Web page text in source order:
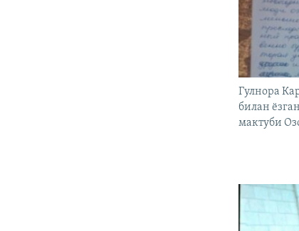
Гулнора
билан
мактуби